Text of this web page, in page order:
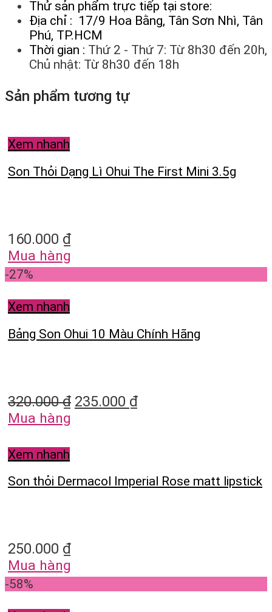
Thử sản phẩm trực tiếp tại store:
Địa chỉ : 17/9 Hoa Bằng, Tân Sơn Nhì, Tân
Phú, TP.HCM
Thời gian : Thứ 2 - Thứ 7: Từ 8h30 đến 20h,
Chủ nhật: Từ 8h30 đến 18h
Sản phẩm tương tự
Xem nhanh
Son Thỏi Dạng Lì Ohui The First Mini 3.5g
160.000 ₫
Mua hàng
-27%
Xem nhanh
Bảng Son Ohui 10 Màu Chính Hãng
320.000₫ 235.000 ₫
Mua hàng
Xem nhanh
Son thỏi Dermacol Imperial Rose matt lipstick
250.000 ₫
Mua hàng
-58%